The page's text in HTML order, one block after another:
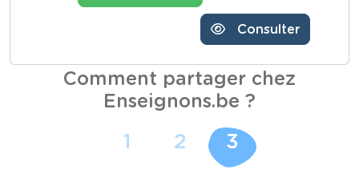
Consulter
Comment partager chez
Enseignons.be ?
1 2 3